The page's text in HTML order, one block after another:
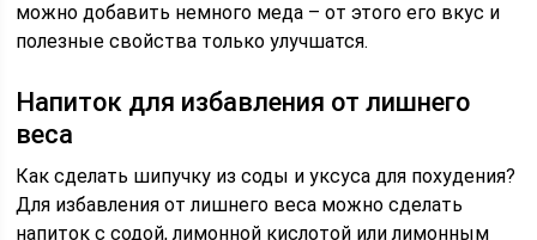
можно добавить немного меда – от этого его вкус и
полезные свойства только улучшатся.
Напиток для избавления от лишнего
веса
Как сделать шипучку из соды и уксуса для похудения?
Для избавления от лишнего веса можно сделать
напиток с содой, лимонной кислотой или лимонным